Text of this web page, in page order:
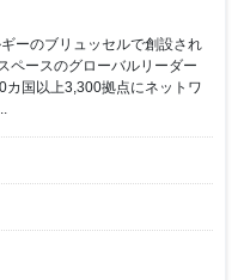
ーのブリュッセルで創設され
ペースのグローバルリーダー
カ国以上3,300拠点にネットワ